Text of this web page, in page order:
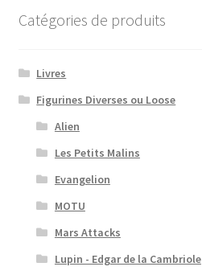
Catégories de produits
Livres
Figurines Diverses ou Loose
Alien
Les Petits Malins
Evangelion
MOTU
Mars Attacks
Lupin - Edgar de la Cambriole